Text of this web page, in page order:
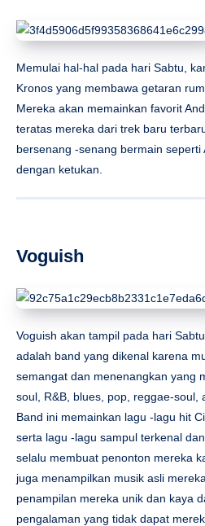
Memulai hal-hal pada hari Sabtu,
Kronos yang membawa getaran
Mereka akan memainkan favorit
teratas mereka dari trek baru
bersenang -senang bermain
dengan ketukan.
Voguish
Voguish akan tampil pada hari
adalah band yang dikenal karena
semangat dan menenangkan yang
soul, R&B, blues, pop, reggae-soul,
Band ini memainkan lagu -lagu hit
serta lagu -lagu sampul terkenal
selalu membuat penonton mereka
juga menampilkan musik asli
penampilan mereka unik dan kaya
pengalaman yang tidak dapat